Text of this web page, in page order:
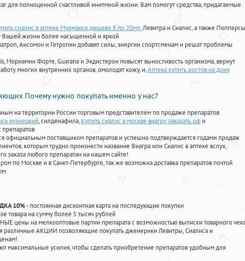
для полноценной счастливой инитмной жизни. Вам помогут средства, придагаемые
сиалис в аптеке Мурманск дешево 8 по 20мл, Левитра и Сиалис, а также Попперсы
Вашей жизни более насыщенной и яркой
Ансомон и Гетропин добавят силы, энергии спортсменам и решат проблемы
Мориамин Форте, Guarana и Экдистерон повысят выносливость организма, вернут
многих внутренних органов, омолодят кожу, и,Аптека купить ростов на дону
Почему нужно покупать именно у нас?
на территории России торговым представителем по продаже препаратов
кузнецкий, силденафила, Купить сиалис в москве виагру заказать рф и
официальным поставщиком препаратов и успешно подтверждается годами продаж
которым трудно произнести название Виагра или Сиалис в аптеке вслух,
заказа любого препаратан на нашем сайте!
по Москве и в Санкт-Петербурге, так же возможна доставка препаратов почтой
10%- постоянная дисконтная карта на последующие покупки
товара на сумму более 5 тысяч рублей
цены на мелкооптовые партии препарата с возможностью выписки товарного
различные АКЦИИ позволяющие покупать дженерики Левитры, Сиалиса и
максимальные усилия, чтобы сделать приобретение препаратов удобным для